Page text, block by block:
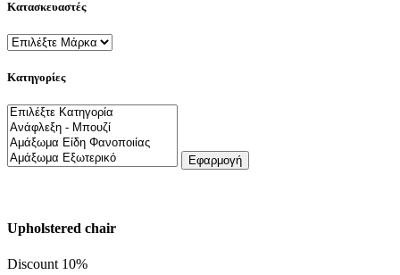
Κατασκευαστές
Κατηγορίες
Εφαρμογή
Upholstered chair
Discount 10%